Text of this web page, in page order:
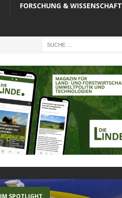
FORSCHUNG & WISSENSCHAFT
IM SPOTLIGHT